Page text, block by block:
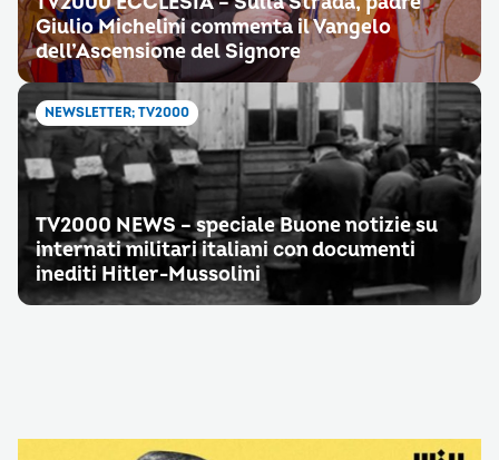
Giulio Michelini commenta il Vangelo
dell’Ascensione del Signore
NEWSLETTER; TV2000
TV2000 NEWS – speciale Buone notizie su
internati militari italiani con documenti
inediti Hitler-Mussolini